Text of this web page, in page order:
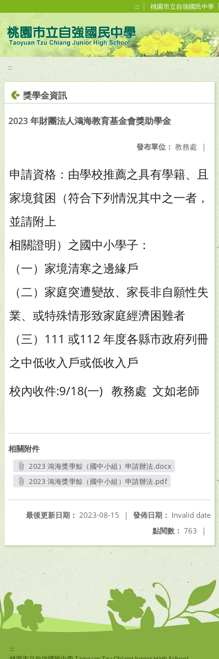
::: 桃園市立自強國民中學
:::
獎學金資訊
2023 年財團法人鴻海教育基金會獎助學金
發布單位： 教務處 |
申請資格：由學校推薦之具有學籍、且
家境貧困（符合下列情況其中之一者，
並請附上
相關證明）之國中小學子：
（一）家境清寒之邊緣戶
（二）家庭突遭變故、家長非自願性失
業、或特殊情形致家庭經濟困難者
（三）111 或112 年度各縣市政府列冊
之中低收入戶或低收入戶
校內收件:9/18(一) 教務處 文如老師
相關附件
2023 鴻海獎學鯨（國中小組）申請辦法.docx
另開新視窗
2023 鴻海獎學鯨（國中小組）申請辦法.pdf
發佈日期： Invalid date
最後更新日期： 2023-08-15
|
點閱數： 763 |
:::